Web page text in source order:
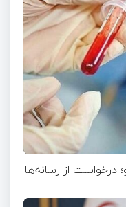
درخواست از رسانه‌ها